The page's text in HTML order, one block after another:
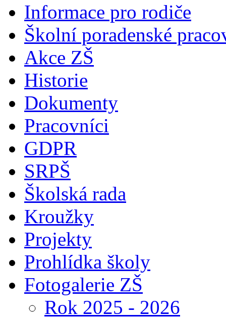
Informace pro rodiče
Školní poradenské
Akce ZŠ
Historie
Dokumenty
Pracovníci
GDPR
SRPŠ
Školská rada
Kroužky
Projekty
Prohlídka školy
Fotogalerie ZŠ
Rok 2025 - 2026